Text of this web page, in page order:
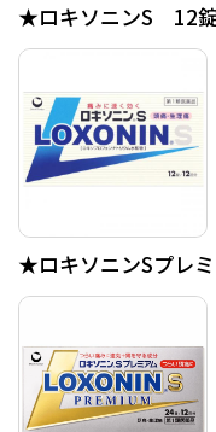
★ロキソニンS 12
★ロキソニンSプレ